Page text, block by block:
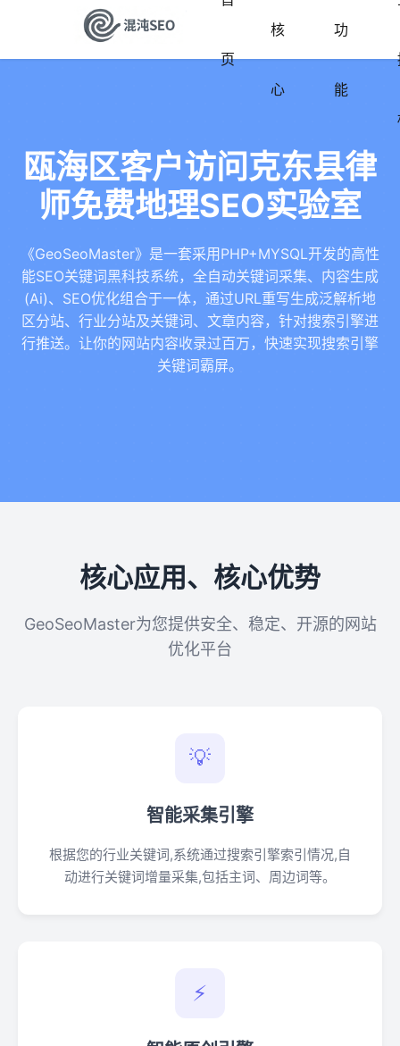
页
核
心
功
能
瓯海区客户访问克东县律
师免费地理SEO实验室
《GeoSeoMaster》是一套采用PHP+MYSQL开发的高性
能SEO关键词黑科技系统，全自动关键词采集、内容生成
(Ai)、SEO优化组合于一体，通过URL重写生成泛解析地
区分站、行业分站及关键词、文章内容，针对搜索引擎进
行推送。让你的网站内容收录过百万，快速实现搜索引擎
关键词霸屏。
核心应用、核心优势
GeoSeoMaster为您提供安全、稳定、开源的网站
优化平台
💡
智能采集引擎
根据您的行业关键词,系统通过搜索引擎索引情况,自
动进行关键词增量采集,包括主词、周边词等。
⚡